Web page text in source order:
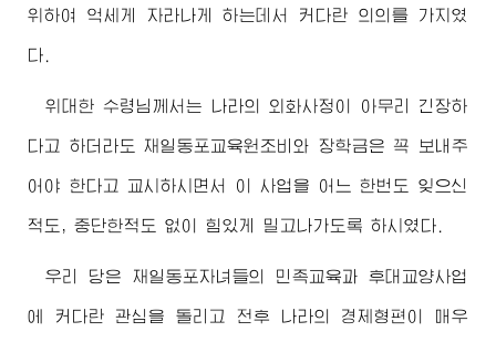
위하여 억세게 자라나게 하는데서 커다란 의의를 가지였
다.
위대한 수령님 께서는 나라의 외화사정이 아무리 긴장하
다고 하더라도 재일동포교육원조비와 장학금은 꼭 보내주
어야 한다고 교시하시면서 이 사업을 어느 한번도 잊으신
적도, 중단한적도 없이 힘있게 밀고나가도록 하시였다.
우리 당은 재일동포자녀들의 민족교육과 후대교양사업
에 커다란 관심을 돌리고 전후 나라의 경제형편이 매우